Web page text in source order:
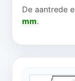
De aantrede
mm.